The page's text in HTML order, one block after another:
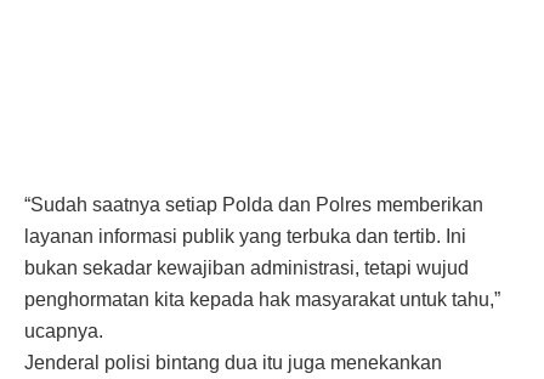
“Sudah saatnya setiap Polda dan Polres memberikan
layanan informasi publik yang terbuka dan tertib. Ini
bukan sekadar kewajiban administrasi, tetapi wujud
penghormatan kita kepada hak masyarakat untuk tahu,”
ucapnya.
Jenderal polisi bintang dua itu juga menekankan